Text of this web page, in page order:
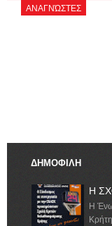
ΑΝΑΓΝΏΣΤΕΣ
ΔΗΜΟΦΙΛΗ
Η
Η